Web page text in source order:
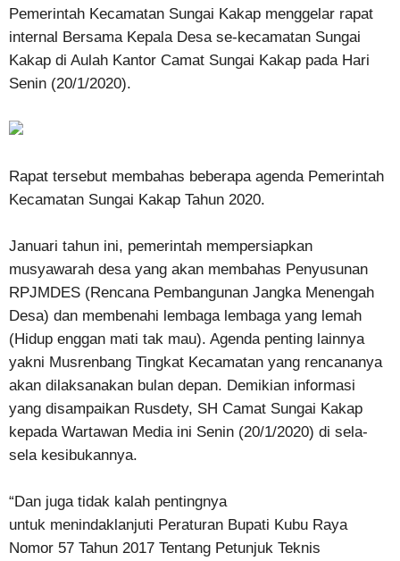
Pemerintah Kecamatan Sungai Kakap menggelar rapat
internal Bersama Kepala Desa se-kecamatan Sungai
Kakap di Aulah Kantor Camat Sungai Kakap pada Hari
Senin (20/1/2020).
Rapat tersebut membahas beberapa agenda Pemerintah
Kecamatan Sungai Kakap Tahun 2020.
Januari tahun ini, pemerintah mempersiapkan
musyawarah desa yang akan membahas Penyusunan
RPJMDES (Rencana Pembangunan Jangka Menengah
Desa) dan membenahi lembaga lembaga yang lemah
(Hidup enggan mati tak mau). Agenda penting lainnya
yakni Musrenbang Tingkat Kecamatan yang rencananya
akan dilaksanakan bulan depan. Demikian informasi
yang disampaikan Rusdety, SH Camat Sungai Kakap
kepada Wartawan Media ini Senin (20/1/2020) di sela-
sela kesibukannya.
“Dan juga tidak kalah pentingnya
untuk menindaklanjuti Peraturan Bupati Kubu Raya
Nomor 57 Tahun 2017 Tentang Petunjuk Teknis